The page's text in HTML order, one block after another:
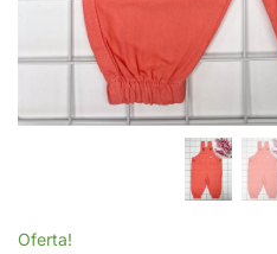
Oferta!